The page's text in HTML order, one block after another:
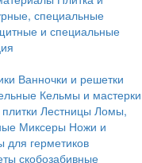
специальные
и специальные
Ванночки и решетки
Кельмы и мастерки
Лестницы Ломы,
Миксеры Ножи и
для герметиков
скобозабивные